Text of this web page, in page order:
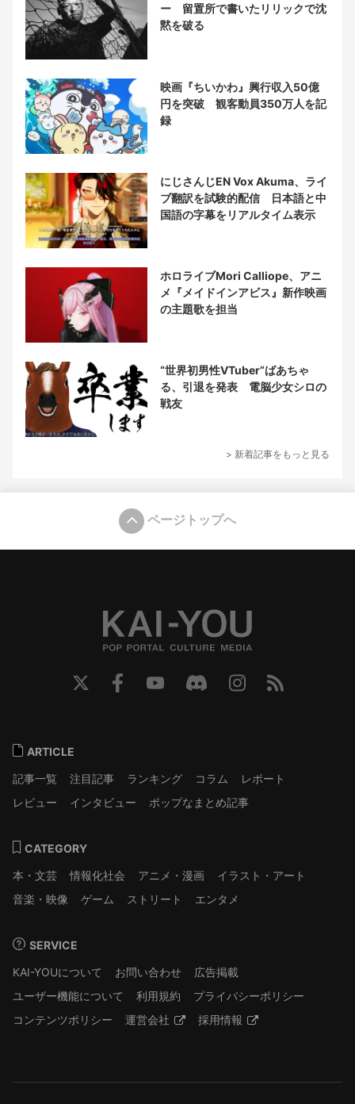
ー 留置所で書いたリリックで沈
黙を破る
映画『ちいかわ』興行収入50億
円を突破 観客動員350万人を記
録
にじさんじEN Vox Akuma、ライ
ブ翻訳を試験的配信 日本語と中
国語の字幕をリアルタイム表示
ホロライブMori Calliope、アニ
メ『メイドインアビス』新作映画
の主題歌を担当
“世界初男性VTuber”ばあちゃ
る、引退を発表 電脳少女シロの
戦友
> 新着記事をもっと見る
ページトップへ
ARTICLE
記事一覧
注目記事 ランキング コラム
レポート
レビュー
インタビュー ポップなまとめ記事
CATEGORY
本・文芸
情報化社会 アニメ・漫画
イラスト・アート
音楽・映像
ゲーム ストリート エンタメ
SERVICE
KAI-YOUについて
お問い合わせ
広告掲載
ユーザー機能について
利用規約
プライバシーポリシー
コンテンツポリシー
運営会社 採用情報